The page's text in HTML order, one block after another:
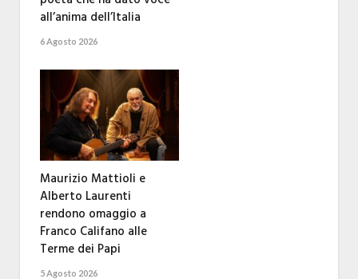
all’anima dell’Italia
6 Agosto 2026
Maurizio Mattioli e
Alberto Laurenti
rendono omaggio a
Franco Califano alle
Terme dei Papi
5 Agosto 2026